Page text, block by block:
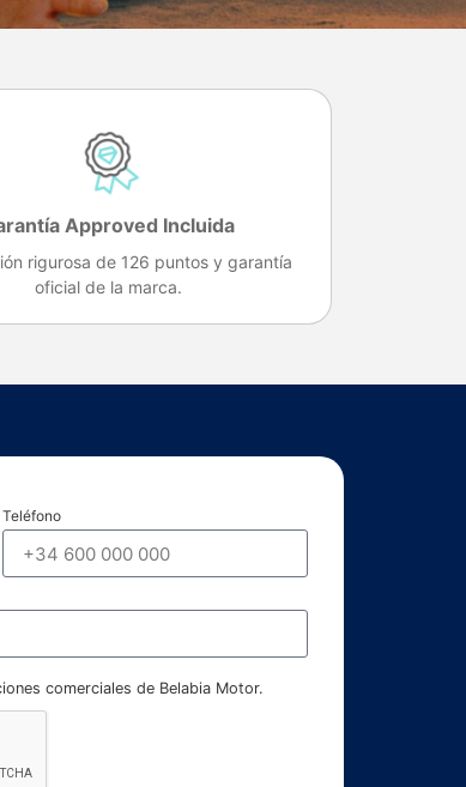
Approved Incluida
rigurosa de 126 puntos y garantía
oficial de la marca.
Teléfono
comerciales de Belabia Motor.